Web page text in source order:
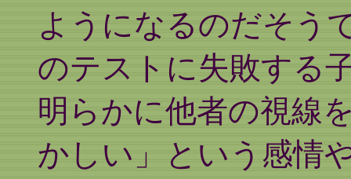
ようになるのだそう
のテストに失敗する
明らかに他者の視線
かしい」という感情